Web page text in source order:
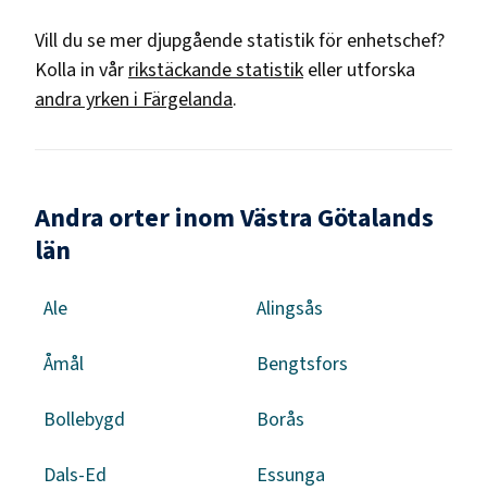
Vill du se mer djupgående statistik för enhetschef?
Kolla in vår rikstäckande statistik eller utforska
andra yrken i Färgelanda.
Andra orter inom Västra Götalands
län
Ale Alingsås
Åmål Bengtsfors
Bollebygd Borås
Dals-Ed Essunga